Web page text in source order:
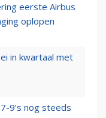
eerste Airbus
oplopen
in kwartaal met
9’s nog steeds